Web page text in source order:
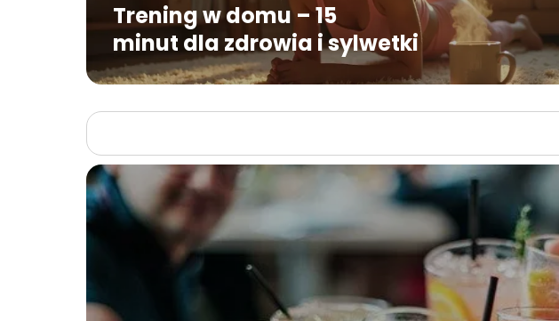
Trening w domu – 15
minut dla zdrowia i sylwetki